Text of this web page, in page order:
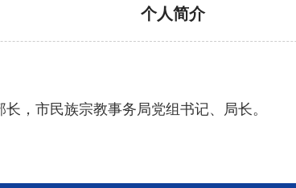
个人简介
，市民族宗教事务局党组书记、局长。